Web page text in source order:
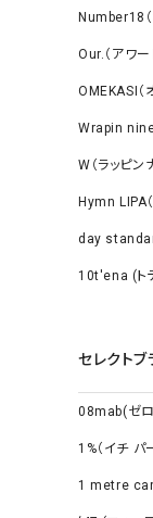
Number18（
Our.（アワー
OMEKASI（
Wrapin
W（ラッピン
Hymn LIPA
day
10t'ena (ト
セレクトブ
08mab(ゼ
1%（イチ パ
1 metre